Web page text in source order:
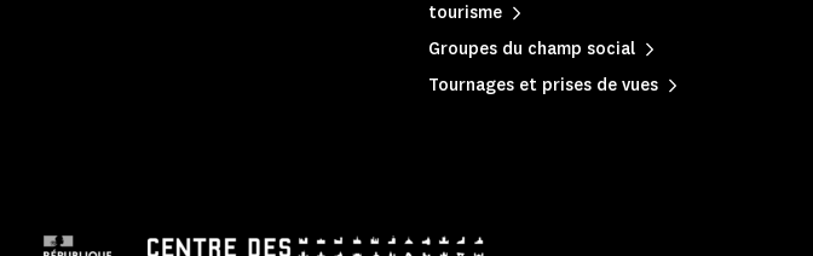
tourisme
Groupes du champ social
Tournages et prises de vues